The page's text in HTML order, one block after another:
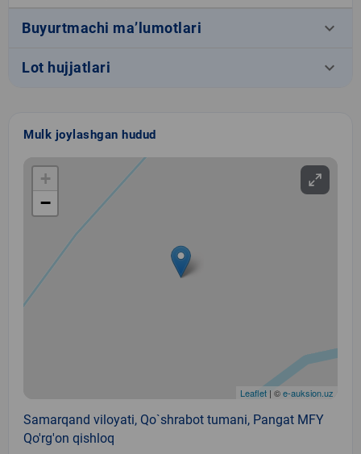
Buyurtmachi ma’lumotlari keyboard_arrow_down
Lot hujjatlari keyboard_arrow_down
Mulk joylashgan hudud
+
−
Leaflet | ©e-auksion.uz
Samarqand viloyati, Qo`shrabot tumani, Pangat MFY
Qo'rg'on qishloq